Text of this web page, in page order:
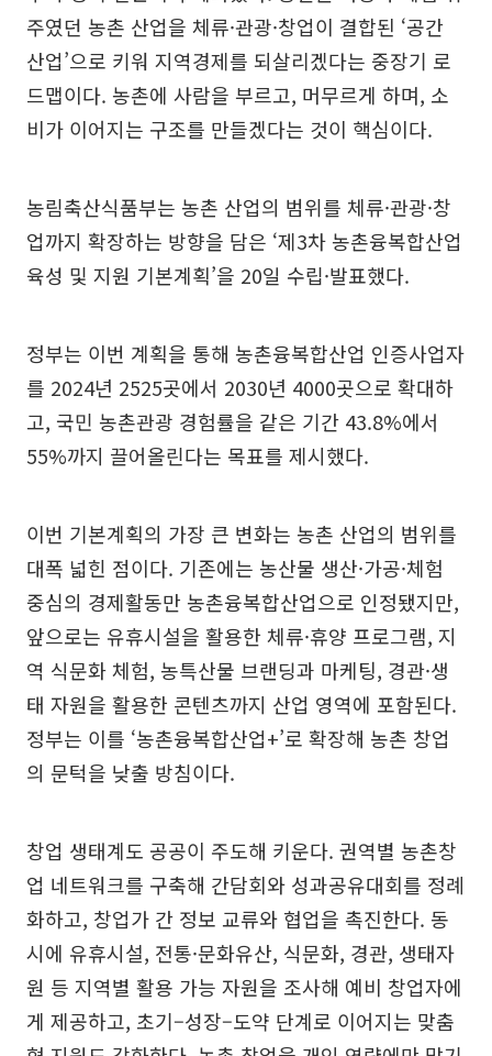
주였던 농촌 산업을 체류·관광·창업이 결합된 ‘공간
산업’으로 키워 지역경제를 되살리겠다는 중장기 로
드맵이다. 농촌에 사람을 부르고, 머무르게 하며, 소
비가 이어지는 구조를 만들겠다는 것이 핵심이다.
농림축산식품부는 농촌 산업의 범위를 체류·관광·창
업까지 확장하는 방향을 담은 ‘제3차 농촌융복합산업
육성 및 지원 기본계획’을 20일 수립·발표했다.
정부는 이번 계획을 통해 농촌융복합산업 인증사업자
를 2024년 2525곳에서 2030년 4000곳으로 확대하
고, 국민 농촌관광 경험률을 같은 기간 43.8%에서
55%까지 끌어올린다는 목표를 제시했다.
이번 기본계획의 가장 큰 변화는 농촌 산업의 범위를
대폭 넓힌 점이다. 기존에는 농산물 생산·가공·체험
중심의 경제활동만 농촌융복합산업으로 인정됐지만,
앞으로는 유휴시설을 활용한 체류·휴양 프로그램, 지
역 식문화 체험, 농특산물 브랜딩과 마케팅, 경관·생
태 자원을 활용한 콘텐츠까지 산업 영역에 포함된다.
정부는 이를 ‘농촌융복합산업+’로 확장해 농촌 창업
의 문턱을 낮출 방침이다.
창업 생태계도 공공이 주도해 키운다. 권역별 농촌창
업 네트워크를 구축해 간담회와 성과공유대회를 정례
화하고, 창업가 간 정보 교류와 협업을 촉진한다. 동
시에 유휴시설, 전통·문화유산, 식문화, 경관, 생태자
원 등 지역별 활용 가능 자원을 조사해 예비 창업자에
게 제공하고, 초기–성장–도약 단계로 이어지는 맞춤